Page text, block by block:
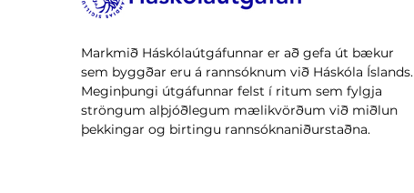
Markmið Háskólaútgáfunnar er að gefa út bækur
sem byggðar eru á rannsóknum við Háskóla Íslands.
Meginþungi útgáfunnar felst í ritum sem fylgja
ströngum alþjóðlegum mælikvörðum við miðlun
þekkingar og birtingu rannsóknaniðurstaðna.